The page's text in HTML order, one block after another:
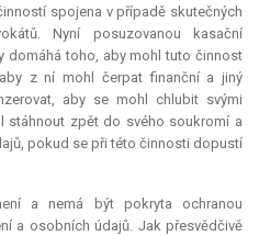
spojena v případě skutečných
Nyní posuzovanou kasační
domáhá toho, aby mohl tuto činnost
z ní mohl čerpat finanční a jiný
aby se mohl chlubit svými
stáhnout zpět do svého soukromí a
pokud se při této činnosti dopustí
a nemá být pokryta ochranou
a osobních údajů. Jak přesvědčivě